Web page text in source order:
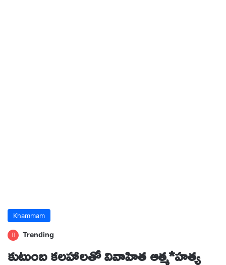
Khammam
Trending
కుటుంబ కలహాలతో వివాహిత ఆత్మ*హత్య